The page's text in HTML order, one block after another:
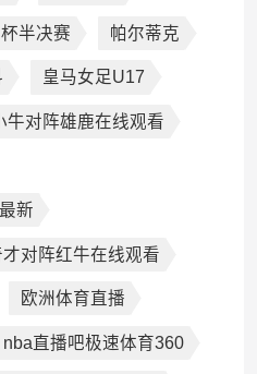
半决赛 帕尔蒂克
皇马女足U17
牛对阵雄鹿在线观看
新
才对阵红牛在线观看
欧洲体育直播
nba直播吧极速体育360